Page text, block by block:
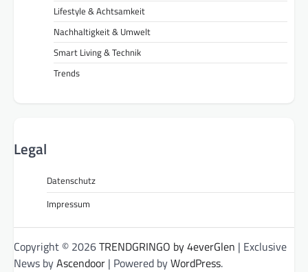
Lifestyle & Achtsamkeit
Nachhaltigkeit & Umwelt
Smart Living & Technik
Trends
Legal
Datenschutz
Impressum
Copyright © 2026TRENDGRINGO by 4everGlen | Exclusive
News byAscendoor | Powered byWordPress.